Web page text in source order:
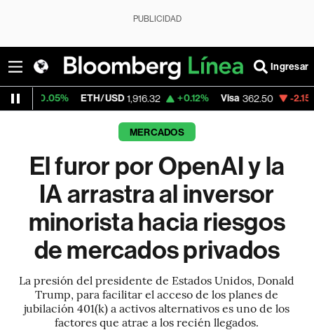
PUBLICIDAD
Ingresar
ETH/USD 1,916.32 +0.12% Visa 362.50 -2.15%
MERCADOS
El furor por OpenAI y la
IA arrastra al inversor
minorista hacia riesgos
de mercados privados
La presión del presidente de Estados Unidos, Donald
Trump, para facilitar el acceso de los planes de
jubilación 401(k) a activos alternativos es uno de los
factores que atrae a los recién llegados.